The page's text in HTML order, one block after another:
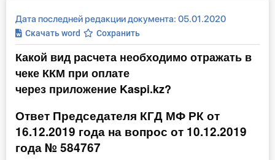
Формы
Консультации
Правовая база
Библиотека бухгалтера
Инструменты
Дата последней редакции документа: 05.01.2020
Скачать word Сохранить
Какой вид расчета необходимо отражать в
чеке ККМ при оплате
через приложение Kaspi.kz?
Ответ Председателя КГД МФ РК от
16.12.2019 года на вопрос от 10.12.2019
года № 584767